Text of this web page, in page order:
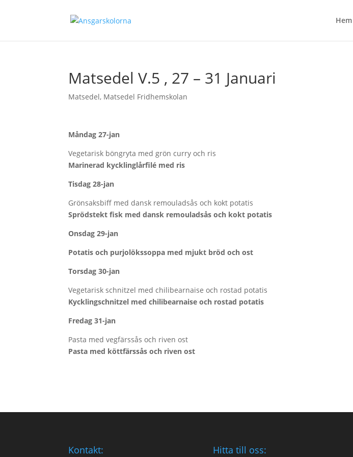
Hem
Matsedel V.5 , 27 – 31 Januari
Matsedel, Matsedel Fridhemskolan
Måndag 27-jan
Vegetarisk böngryta med grön curry och ris
Marinerad kycklinglårfilé med ris
Tisdag 28-jan
Grönsaksbiff med dansk remouladsås och kokt potatis
Sprödstekt fisk med dansk remouladsås och kokt potatis
Onsdag 29-jan
Potatis och purjolökssoppa med mjukt bröd och ost
Torsdag 30-jan
Vegetarisk schnitzel med chilibearnaise och rostad potatis
Kycklingschnitzel med chilibearnaise och rostad potatis
Fredag 31-jan
Pasta med vegfärssås och riven ost
Pasta med köttfärssås och riven ost
Kontakt: Hitta till oss: